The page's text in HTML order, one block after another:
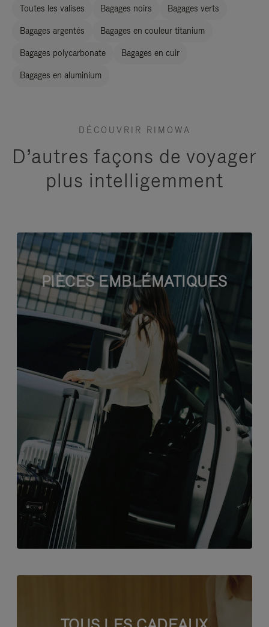
Toutes les valises Bagages noirs Bagages verts
Bagages argentés Bagages en couleur titanium
Bagages polycarbonate Bagages en cuir
Bagages en aluminium
DÉCOUVRIR RIMOWA
D’autres façons de voyager
plus intelligemment
PIÈCES EMBLÉMATIQUES